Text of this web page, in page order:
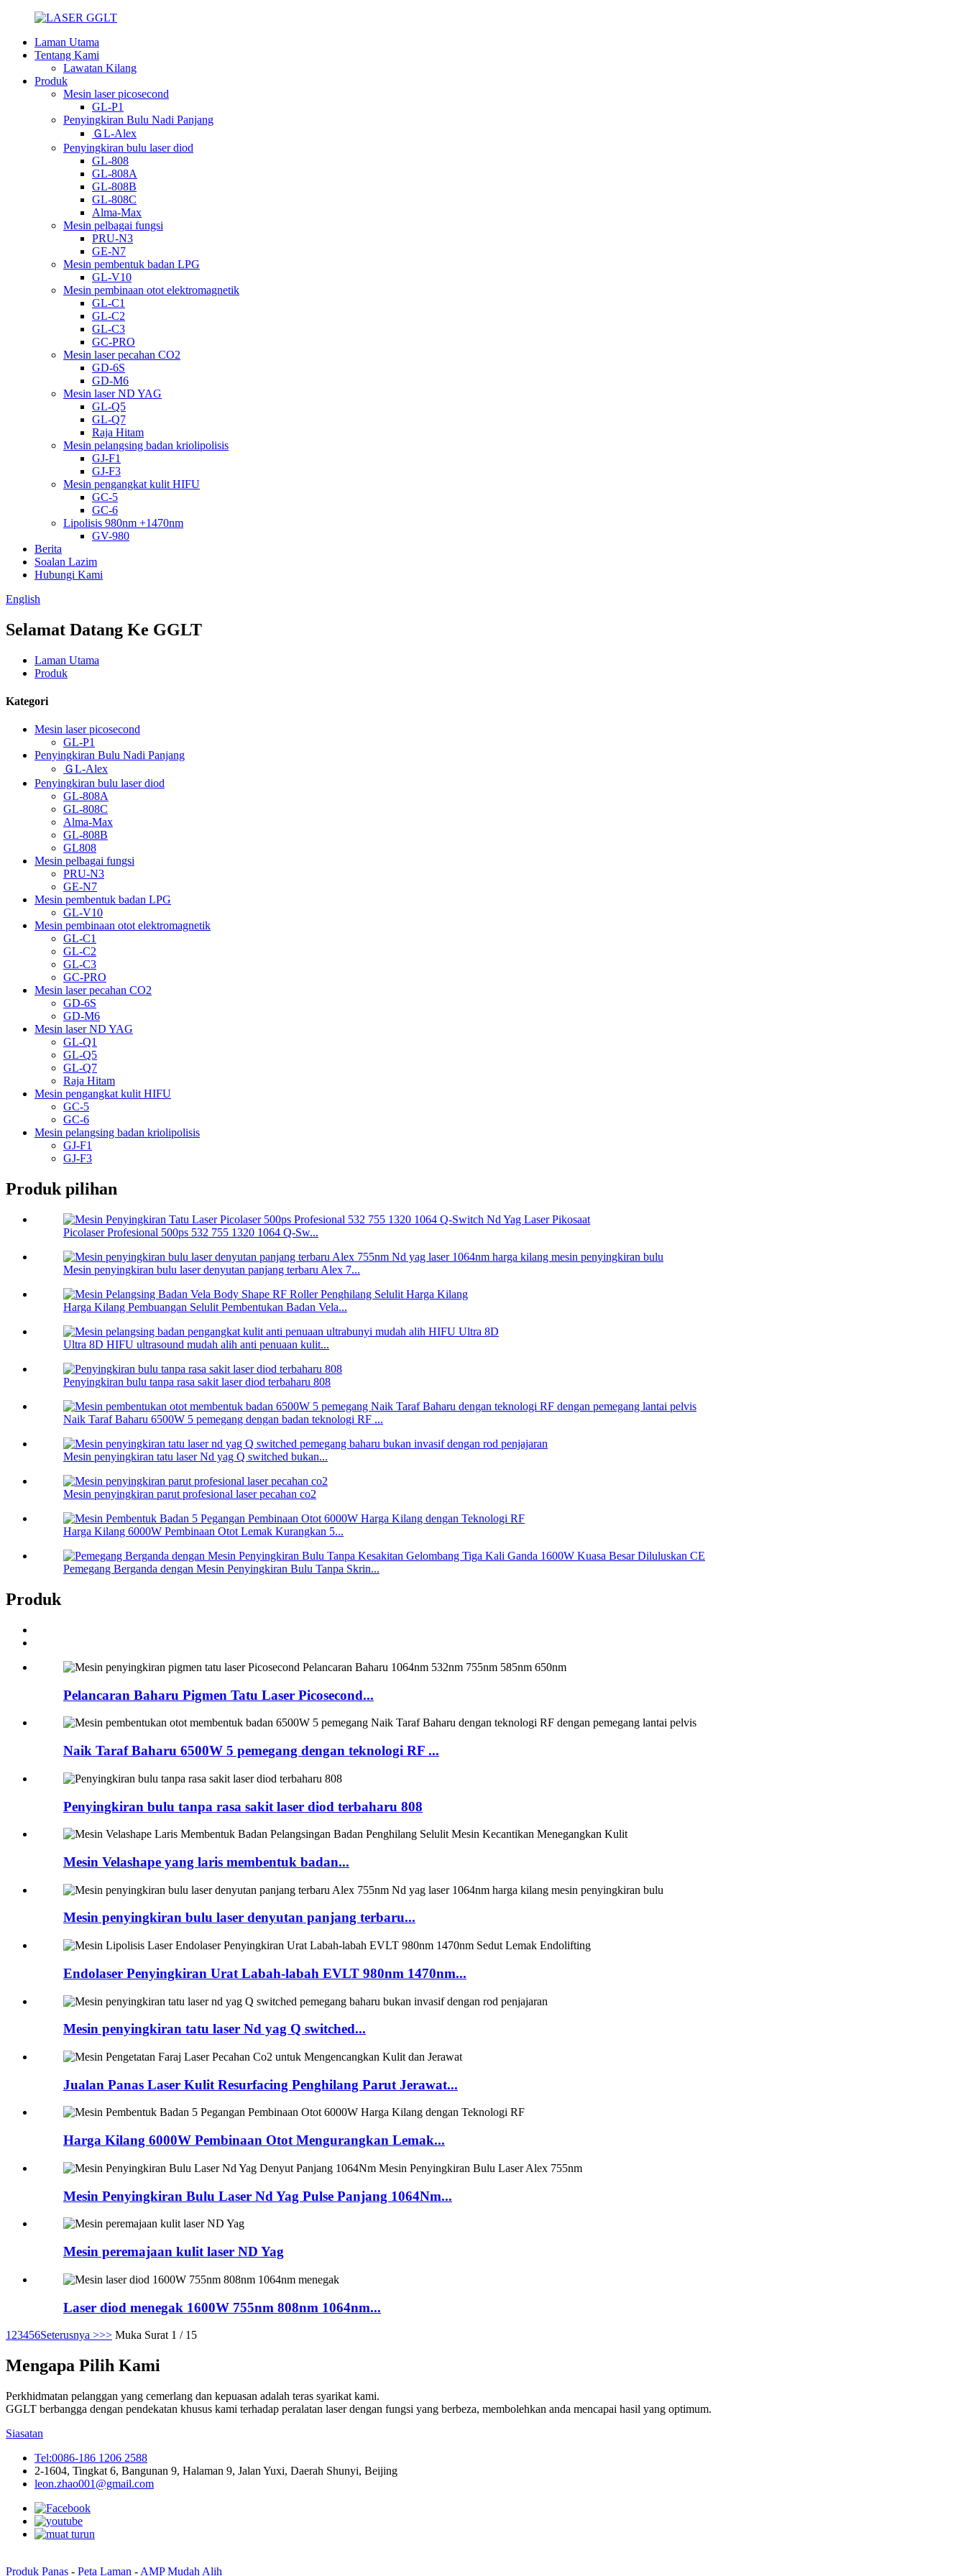
Laman Utama
Tentang Kami
Lawatan Kilang
Produk
Mesin laser picosecond
GL-P1
Penyingkiran Bulu Nadi Panjang
ＧL-Alex
Penyingkiran bulu laser diod
GL-808
GL-808A
GL-808B
GL-808C
Alma-Max
Mesin pelbagai fungsi
PRU-N3
GE-N7
Mesin pembentuk badan LPG
GL-V10
Mesin pembinaan otot elektromagnetik
GL-C1
GL-C2
GL-C3
GC-PRO
Mesin laser pecahan CO2
GD-6S
GD-M6
Mesin laser ND YAG
GL-Q5
GL-Q7
Raja Hitam
Mesin pelangsing badan kriolipolisis
GJ-F1
GJ-F3
Mesin pengangkat kulit HIFU
GC-5
GC-6
Lipolisis 980nm +1470nm
GV-980
Berita
Soalan Lazim
Hubungi Kami
English
Selamat Datang Ke GGLT
Laman Utama
Produk
Kategori
Mesin laser picosecond
GL-P1
Penyingkiran Bulu Nadi Panjang
ＧL-Alex
Penyingkiran bulu laser diod
GL-808A
GL-808C
Alma-Max
GL-808B
GL808
Mesin pelbagai fungsi
PRU-N3
GE-N7
Mesin pembentuk badan LPG
GL-V10
Mesin pembinaan otot elektromagnetik
GL-C1
GL-C2
GL-C3
GC-PRO
Mesin laser pecahan CO2
GD-6S
GD-M6
Mesin laser ND YAG
GL-Q1
GL-Q5
GL-Q7
Raja Hitam
Mesin pengangkat kulit HIFU
GC-5
GC-6
Mesin pelangsing badan kriolipolisis
GJ-F1
GJ-F3
Produk pilihan
Picolaser Profesional 500ps 532 755 1320 1064 Q-Sw...
Mesin penyingkiran bulu laser denyutan panjang terbaru Alex 7...
Harga Kilang Pembuangan Selulit Pembentukan Badan Vela...
Ultra 8D HIFU ultrasound mudah alih anti penuaan kulit...
Penyingkiran bulu tanpa rasa sakit laser diod terbaharu 808
Naik Taraf Baharu 6500W 5 pemegang dengan badan teknologi RF ...
Mesin penyingkiran tatu laser Nd yag Q switched bukan...
Mesin penyingkiran parut profesional laser pecahan co2
Harga Kilang 6000W Pembinaan Otot Lemak Kurangkan 5...
Pemegang Berganda dengan Mesin Penyingkiran Bulu Tanpa Skrin...
Produk
Pelancaran Baharu Pigmen Tatu Laser Picosecond...
Naik Taraf Baharu 6500W 5 pemegang dengan teknologi RF ...
Penyingkiran bulu tanpa rasa sakit laser diod terbaharu 808
Mesin Velashape yang laris membentuk badan...
Mesin penyingkiran bulu laser denyutan panjang terbaru...
Endolaser Penyingkiran Urat Labah-labah EVLT 980nm 1470nm...
Mesin penyingkiran tatu laser Nd yag Q switched...
Jualan Panas Laser Kulit Resurfacing Penghilang Parut Jerawat...
Harga Kilang 6000W Pembinaan Otot Mengurangkan Lemak...
Mesin Penyingkiran Bulu Laser Nd Yag Pulse Panjang 1064Nm...
Mesin peremajaan kulit laser ND Yag
Laser diod menegak 1600W 755nm 808nm 1064nm...
1 23456Seterusnya >>> Muka Surat 1 / 15
Mengapa Pilih Kami
Perkhidmatan pelanggan yang cemerlang dan kepuasan adalah teras syarikat kami.
GGLT berbangga dengan pendekatan khusus kami terhadap peralatan laser dengan fungsi yang berbeza, membolehkan anda mencapai hasil yang optimum.
Siasatan
Tel:0086-186 1206 2588
2-1604, Tingkat 6, Bangunan 9, Halaman 9, Jalan Yuxi, Daerah Shunyi, Beijing
leon.zhao001@gmail.com
Produk Panas - Peta Laman - AMP Mudah Alih